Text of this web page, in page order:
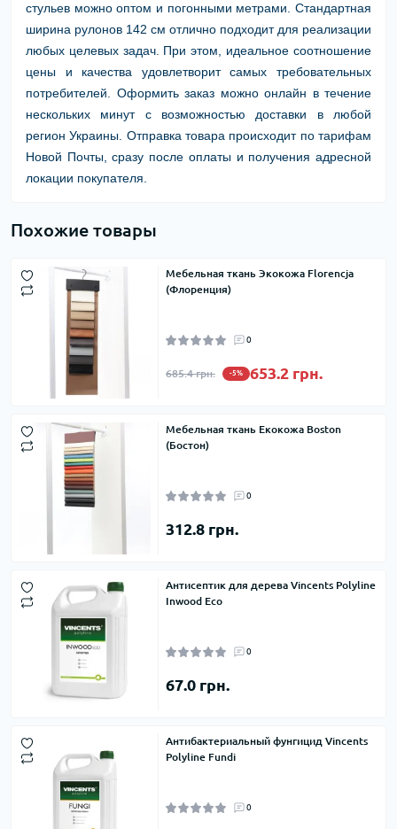
стульев можно оптом и погонными метрами. Стандартная
ширина рулонов 142 см отлично подходит для реализации
любых целевых задач. При этом, идеальное соотношение
цены и качества удовлетворит самых требовательных
потребителей. Оформить заказ можно онлайн в течение
нескольких минут с возможностью доставки в любой
регион Украины. Отправка товара происходит по тарифам
Новой Почты, сразу после оплаты и получения адресной
локации покупателя.
Похожие товары
Мебельная ткань Экокожа Florencja
(Флоренция)
0
685.4 грн. -5% 653.2 грн.
Мебельная ткань Екокожа Boston
(Бостон)
0
312.8 грн.
Антисептик для дерева Vincents Polyline
Inwood Eco
0
67.0 грн.
Антибактериальный фунгицид Vincents
Polyline Fundi
0